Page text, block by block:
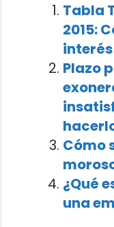
Tabla
2015:
Plazo
Cómo
¿Qué
una